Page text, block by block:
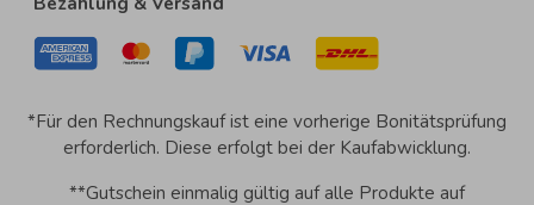
*Für den Rechnungskauf ist eine vorherige Bonitätsprüfung
erforderlich. Diese erfolgt bei der Kaufabwicklung.
**Gutschein einmalig gültig auf alle Produkte auf